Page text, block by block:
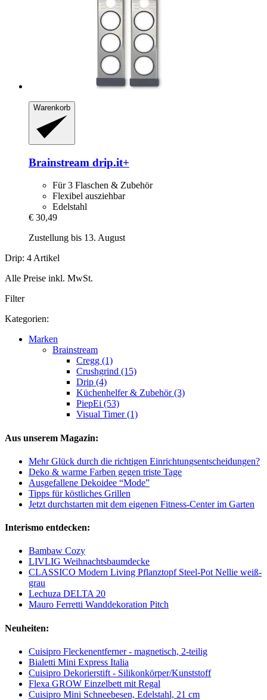
Warenkorb
Brainstream drip.it+
Für 3 Flaschen & Zubehör
Flexibel ausziehbar
Edelstahl
€ 30,49
Zustellung bis 13. August
Drip: 4 Artikel
Alle Preise inkl. MwSt.
Filter
Kategorien:
Marken
Brainstream
Cregg (1)
Crushgrind (15)
Drip (4)
Küchenhelfer & Zubehör (3)
PiepEi (53)
Visual Timer (1)
Aus unserem Magazin:
Mehr Glück durch die richtigen Einrichtungsentscheidungen?
Deko & warme Farben gegen triste Tage
Ausgefallene Dekoidee “Mode”
Tipps für köstliches Grillen
Jetzt durchstarten mit dem eigenen Fitness-Center im Garten
Interismo entdecken:
Bambaw Cozy
LIVLIG Weihnachtsbaumdecke
CLASSICO Modern Living Pflanztopf Steel-Pot Nellie weiß-
grau
Lechuza DELTA 20
Mauro Ferretti Wanddekoration Pitch
Neuheiten:
Cuisipro Fleckenentferner - magnetisch, 2-teilig
Bialetti Mini Express Italia
Cuisipro Dekorierstift - Silikonkörper/Kunststoff
Flexa GROW Einzelbett mit Regal
Cuisipro Mini Schneebesen, Edelstahl, 21 cm